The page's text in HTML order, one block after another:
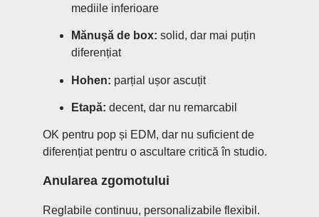
mediile inferioare
Mănuşă de box: solid, dar mai puțin
diferențiat
Hohen: parțial ușor ascuțit
Etapă: decent, dar nu remarcabil
OK pentru pop și EDM, dar nu suficient de
diferențiat pentru o ascultare critică în studio.
Anularea zgomotului
Reglabile continuu, personalizabile flexibil.